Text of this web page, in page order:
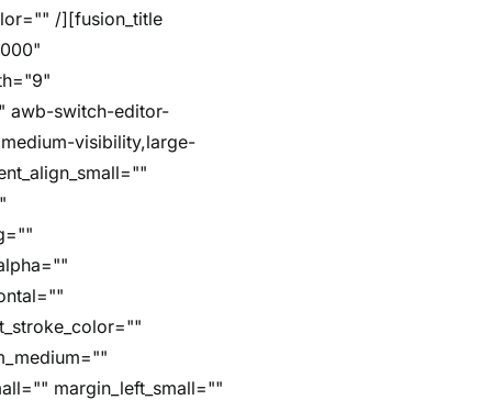
/][fusion_title
awb-switch-editor-
visibility,large-
margin_left_small=""